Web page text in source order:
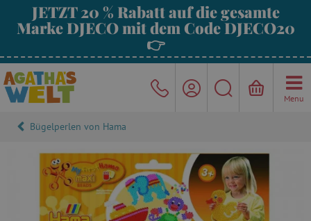
JETZT 20 % Rabatt auf die gesamte
Marke DJECO mit dem Code DJECO20
👉
Menu
Bügelperlen von Hama